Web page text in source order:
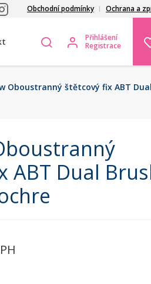
Obchodní podmínky Ochrana a
Přihlášení
Registrace
Oboustranný štětcový fix ABT
ABT Dual